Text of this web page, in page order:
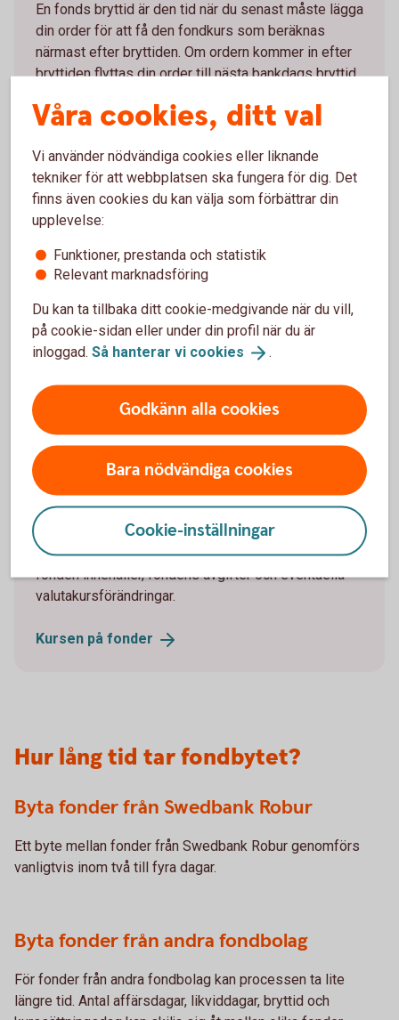
En fonds bryttid är den tid när du senast måste lägga
din order för att få den fondkurs som beräknas
närmast efter bryttiden. Om ordern kommer in efter
bryttiden flyttas din order till nästa bankdags bryttid.
Likviddag
Likviddagen är den dag som pengarna dras från ditt
konto vid ett fondköp eller när du får in pengar på
kontot efter en försäljning. Antalet dagar bestäms av
respektive fondbolag och framgår av fondens
handelsinfo.
Vad är en affärsdag?
Affärsdagen är den dag som försäljningen av dina
fondandelar genomförs. Det är just den dagens
fondkurs som blir ditt försäljningspris.
Så sätts kursen på fonder
Fondkursen, alltså priset på fonden, sätts en gång
per dag. Den påverkas av kursen på de värdepapper
fonden innehåller, fondens avgifter och eventuella
valutakursförändringar.
Kursen på fonder
Hur lång tid tar fondbytet?
Byta fonder från Swedbank Robur
Ett byte mellan fonder från Swedbank Robur genomförs
vanligtvis inom två till fyra dagar.
Byta fonder från andra fondbolag
För fonder från andra fondbolag kan processen ta lite
längre tid. Antal affärsdagar, likviddagar, bryttid och
Våra cookies, ditt val
Vi använder nödvändiga cookies eller liknande
tekniker för att webbplatsen ska fungera för dig. Det
finns även cookies du kan välja som förbättrar din
upplevelse:
Funktioner, prestanda och statistik
Relevant marknadsföring
Du kan ta tillbaka ditt cookie-medgivande när du vill,
på cookie-sidan eller under din profil när du är
inloggad. Så hanterar vi cookies .
Godkänn alla cookies
Bara nödvändiga cookies
Cookie-inställningar